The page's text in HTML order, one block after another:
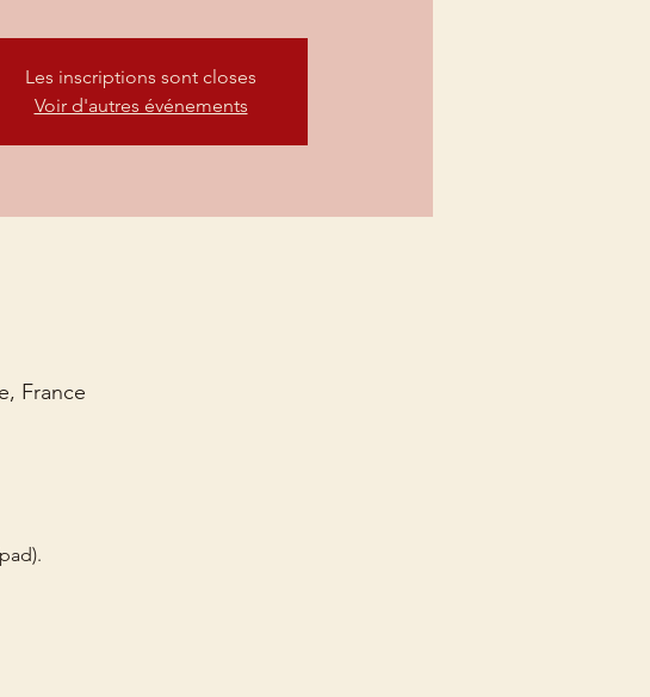
Les inscriptions sont closes
Voir d'autres événements
France